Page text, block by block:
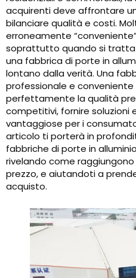
acquirenti deve affrontare
bilanciare qualità e costi.
erroneamente
soprattutto quando si
una fabbrica di porte in
lontano dalla verità. Una
professionale e
perfettamente la qualità
competitivi, fornire soluzioni
vantaggiose per i
articolo ti porterà in
fabbriche di porte in
rivelando come
prezzo, e aiutandoti a
acquisto.